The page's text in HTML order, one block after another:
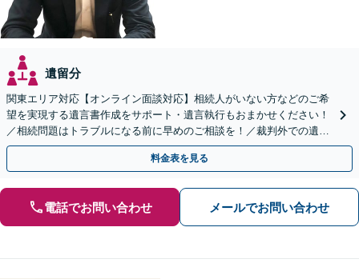
遺留分
関東エリア対応【オンライン面談対応】相続人がいない方などのご希
望を実現する遺言書作成をサポート・遺言執行もおまかせください！
／相続問題はトラブルになる前に早めのご相談を！／裁判外での遺産
分割協議の経験多数【完全個室】
料金表を見る
電話でお問い合わせ メールでお問い合わせ